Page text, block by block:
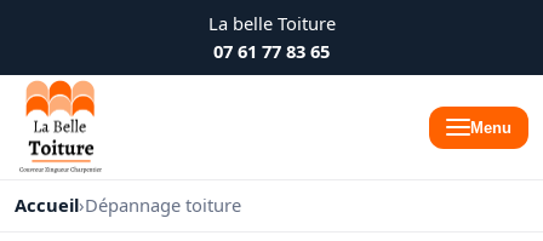
La belle Toiture
07 61 77 83 65
Menu
Accueil›Dépannage toiture